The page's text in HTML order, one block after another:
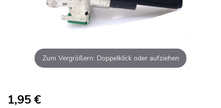
Zum Vergrößern: Doppelklick oder aufziehen
1,95€